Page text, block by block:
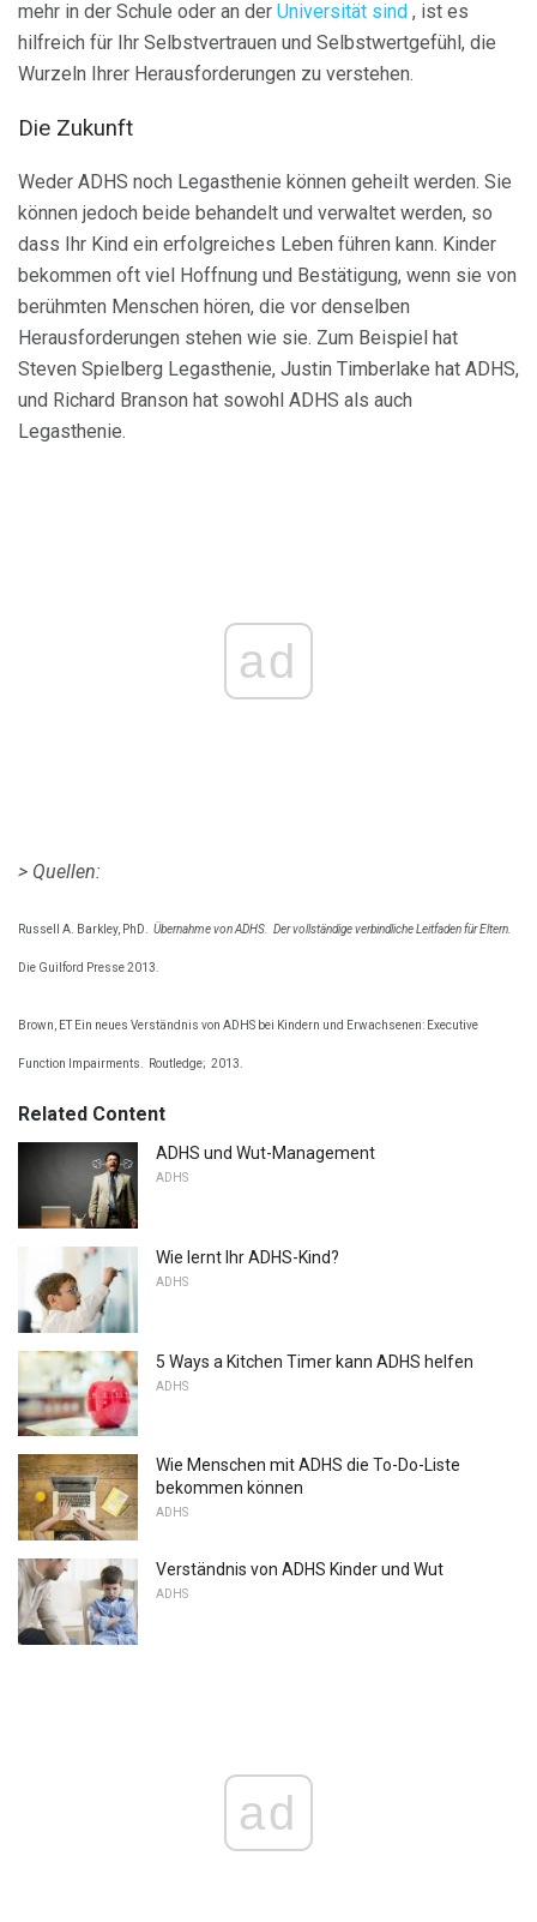
mehr in der Schule oder an der Universität sind , ist es
hilfreich für Ihr Selbstvertrauen und Selbstwertgefühl, die
Wurzeln Ihrer Herausforderungen zu verstehen.
Die Zukunft
Weder ADHS noch Legasthenie können geheilt werden. Sie
können jedoch beide behandelt und verwaltet werden, so
dass Ihr Kind ein erfolgreiches Leben führen kann. Kinder
bekommen oft viel Hoffnung und Bestätigung, wenn sie von
berühmten Menschen hören, die vor denselben
Herausforderungen stehen wie sie. Zum Beispiel hat
Steven Spielberg Legasthenie, Justin Timberlake hat ADHS,
und Richard Branson hat sowohl ADHS als auch
Legasthenie.
ad
> Quellen:
Russell A. Barkley, PhD. Übernahme von ADHS. Der vollständige verbindliche Leitfaden für Eltern.
Die Guilford Presse 2013.
Brown, ET Ein neues Verständnis von ADHS bei Kindern und Erwachsenen: Executive
Function Impairments. Routledge; 2013.
Related Content
ADHS und Wut-Management
ADHS
Wie lernt Ihr ADHS-Kind?
ADHS
5 Ways a Kitchen Timer kann ADHS helfen
ADHS
Wie Menschen mit ADHS die To-Do-Liste
bekommen können
ADHS
Verständnis von ADHS Kinder und Wut
ADHS
ad